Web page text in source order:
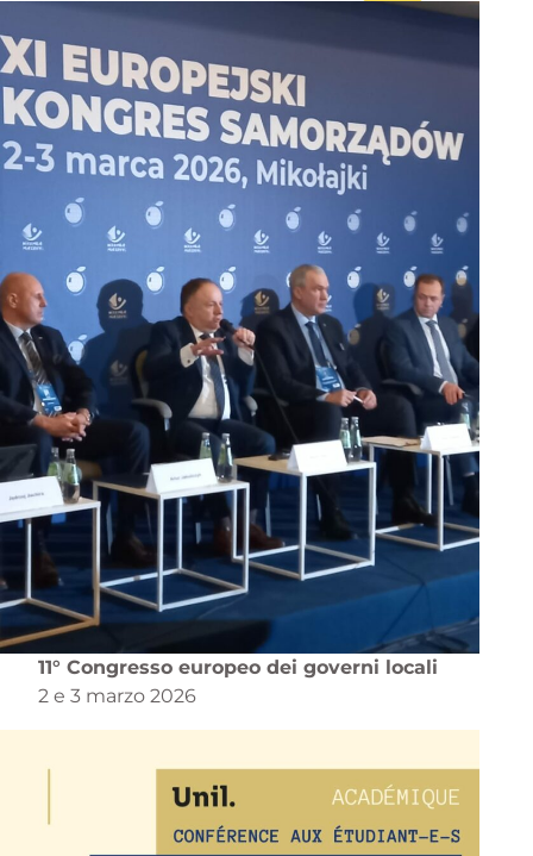
11° Congresso europeo dei governi locali
2 e 3 marzo 2026